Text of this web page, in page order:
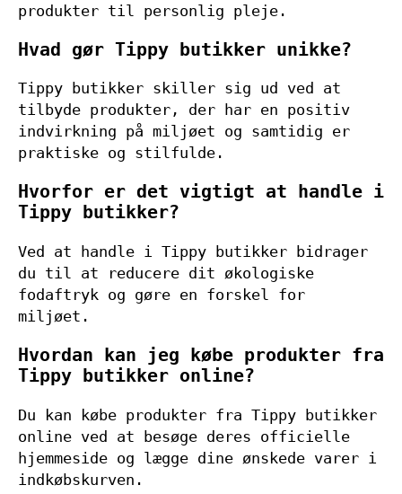
produkter til personlig pleje.
Hvad gør Tippy butikker unikke?
Tippy butikker skiller sig ud ved at
tilbyde produkter, der har en positiv
indvirkning på miljøet og samtidig er
praktiske og stilfulde.
Hvorfor er det vigtigt at handle i
Tippy butikker?
Ved at handle i Tippy butikker bidrager
du til at reducere dit økologiske
fodaftryk og gøre en forskel for
miljøet.
Hvordan kan jeg købe produkter fra
Tippy butikker online?
Du kan købe produkter fra Tippy butikker
online ved at besøge deres officielle
hjemmeside og lægge dine ønskede varer i
indkøbskurven.